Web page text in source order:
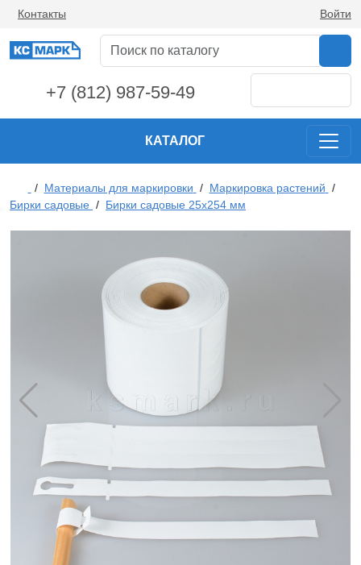
Контакты Войти
+7 (812) 987-59-49
КАТАЛОГ
/ Материалы для маркировки / Маркировка растений /
Бирки садовые / Бирки садовые 25х254 мм